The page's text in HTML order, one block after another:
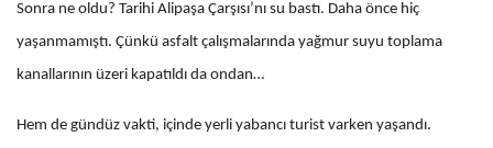
Sonra ne oldu? Tarihi Alipaşa Çarşısı’nı su bastı. Daha önce hiç
yaşanmamıştı. Çünkü asfalt çalışmalarında yağmur suyu toplama
kanallarının üzeri kapatıldı da ondan…
Hem de gündüz vakti, içinde yerli yabancı turist varken yaşandı.